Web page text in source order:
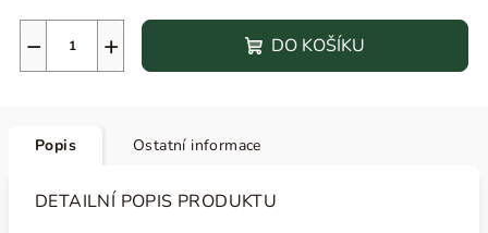
+
− DO KOŠÍKU
Popis Ostatní informace
DETAILNÍ POPIS PRODUKTU